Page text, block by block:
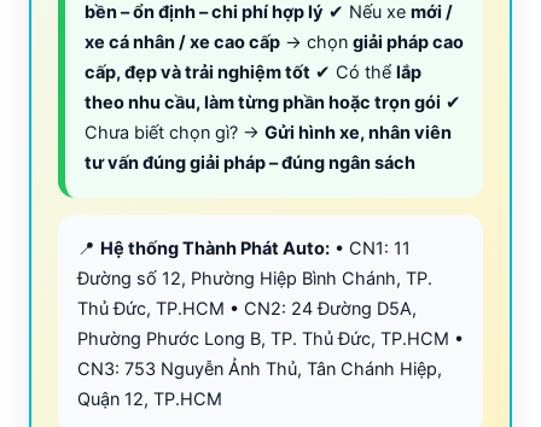
bền – ổn định – chi phí hợp lý ✔ Nếu xe mới /
xe cá nhân / xe cao cấp → chọn giải pháp cao
cấp, đẹp và trải nghiệm tốt ✔ Có thể lắp
theo nhu cầu, làm từng phần hoặc trọn gói ✔
Chưa biết chọn gì? → Gửi hình xe, nhân viên
tư vấn đúng giải pháp – đúng ngân sách
📍 Hệ thống Thành Phát Auto: • CN1: 11
Đường số 12, Phường Hiệp Bình Chánh, TP.
Thủ Đức, TP.HCM • CN2: 24 Đường D5A,
Phường Phước Long B, TP. Thủ Đức, TP.HCM •
CN3: 753 Nguyễn Ảnh Thủ, Tân Chánh Hiệp,
Quận 12, TP.HCM